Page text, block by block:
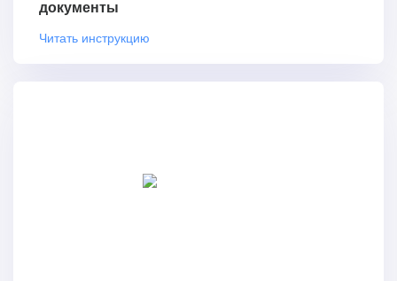
документы
Читать инструкцию